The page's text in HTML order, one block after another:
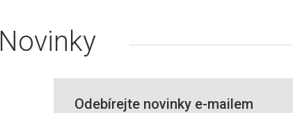
Novinky
Odebírejte novinky e-mailem